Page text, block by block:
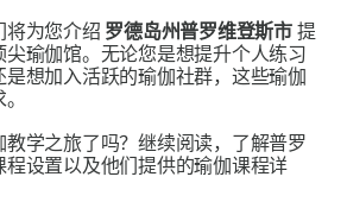
将为您介绍 罗德岛州普罗维登斯市 提
瑜伽馆。无论您是想提升个人练习
想加入活跃的瑜伽社群，这些瑜伽
学之旅了吗？继续阅读，了解普罗
设置以及他们提供的瑜伽课程详